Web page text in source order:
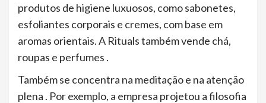
produtos de higiene luxuosos, como sabonetes,
esfoliantes corporais e cremes, com base em
aromas orientais. A Rituals também vende chá,
roupas e perfumes .
Também se concentra na meditação e na atenção
plena . Por exemplo, a empresa projetou a filosofia